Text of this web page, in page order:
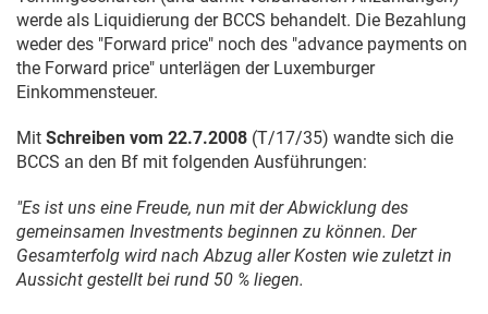
werde als Liquidierung der BCCS behandelt. Die Bezahlung
weder des "Forward price" noch des "advance payments on
the Forward price" unterlägen der Luxemburger
Einkommensteuer.
Mit Schreiben vom 22.7.2008 (T/17/35) wandte sich die
BCCS an den Bf mit folgenden Ausführungen:
"Es ist uns eine Freude, nun mit der Abwicklung des
gemeinsamen Investments beginnen zu können. Der
Gesamterfolg wird nach Abzug aller Kosten wie zuletzt in
Aussicht gestellt bei rund 50 % liegen.